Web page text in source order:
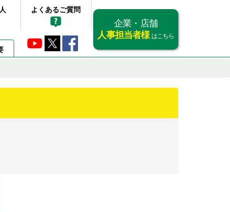
よくあるご質問
企業・店舗
人事担当者様 はこちら